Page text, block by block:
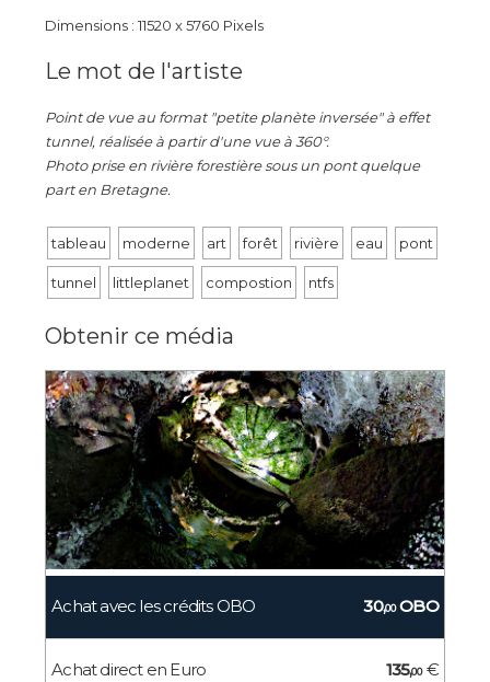
Dimensions : 11520 x 5760 Pixels
Le mot de l'artiste
Point de vue au format "petite planète inversée" à effet
tunnel, réalisée à partir d'une vue à 360°.
Photo prise en rivière forestière sous un pont quelque
part en Bretagne.
tableau moderne art forêt rivière eau pont
tunnel littleplanet compostion ntfs
Obtenir ce média
Achat avec les crédits OBO 30,00OBO
Achat direct en Euro 135,00€